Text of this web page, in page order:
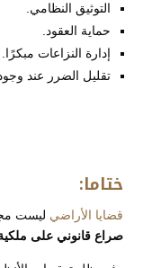
التوثيق النظامي.
حماية العقود.
إدارة النزاعات مبكرًا.
تقليل الضرر عند
ختاما:
قضايا الأراضي ليست
صراع قانوني على